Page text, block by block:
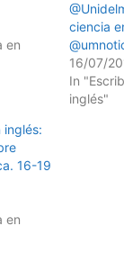
en
ciencia
16/07/
In
inglés"
inglés:
16-19
en